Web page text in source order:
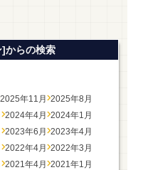
からの検索
2025年11月 2025年8月
2024年4月 2024年1月
2023年6月 2023年4月
2022年4月 2022年3月
2021年4月 2021年1月